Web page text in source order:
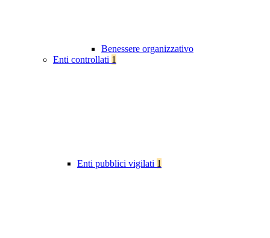
Benessere organizzativo
Enti controllati 1
Enti pubblici vigilati 1